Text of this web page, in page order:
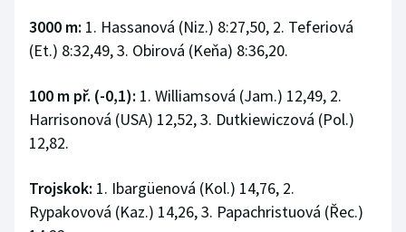
3000 m: 1. Hassanová (Niz.) 8:27,50, 2. Teferiová
(Et.) 8:32,49, 3. Obirová (Keňa) 8:36,20.
100 m př. (-0,1): 1. Williamsová (Jam.) 12,49, 2.
Harrisonová (USA) 12,52, 3. Dutkiewiczová (Pol.)
12,82.
Trojskok: 1. Ibargüenová (Kol.) 14,76, 2.
Rypakovová (Kaz.) 14,26, 3. Papachristuová (Řec.)